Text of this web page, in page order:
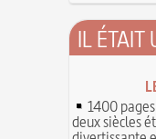
IL ÉTAIT
1400
deux siècles